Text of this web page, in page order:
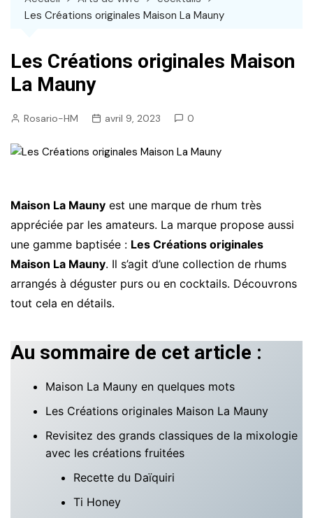
Les Créations originales Maison La Mauny
Les Créations originales Maison
La Mauny
Rosario-HM avril 9, 2023 0
Maison La Mauny est une marque de rhum très
appréciée par les amateurs. La marque propose aussi
une gamme baptisée : Les Créations originales
Maison La Mauny. Il s’agit d’une collection de rhums
arrangés à déguster purs ou en cocktails. Découvrons
tout cela en détails.
Au sommaire de cet article :
Maison La Mauny en quelques mots
Les Créations originales Maison La Mauny
Revisitez des grands classiques de la mixologie
avec les créations fruitées
Recette du Daïquiri
Ti Honey